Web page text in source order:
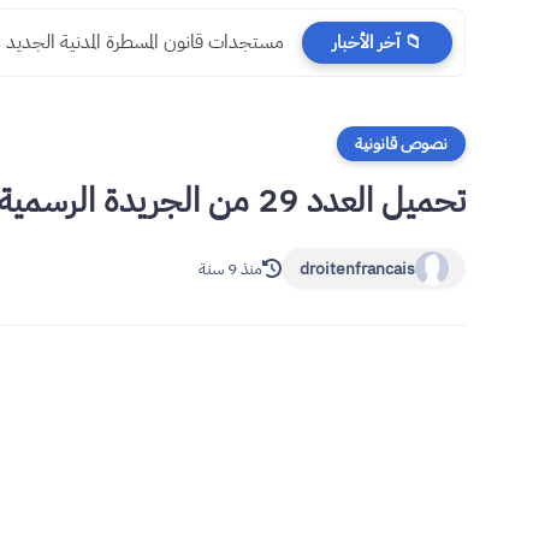
📁 آخر الأخبار مستجدات قانون المسطرة المدنية الجديد
نصوص قانونية
تحميل العدد 29 من الجريدة الرسمية المصرية بتاريخ 23 يوليوز 2017
droitenfrancais منذ 9 سنة